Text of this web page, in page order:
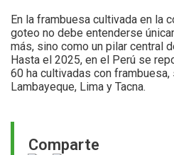
Comparte
En la frambuesa cultivada en la
goteo no debe entenderse
más, sino como un pilar central
Hasta el 2025, en el Perú se
60 ha cultivadas con frambuesa,
Lambayeque, Lima y Tacna.